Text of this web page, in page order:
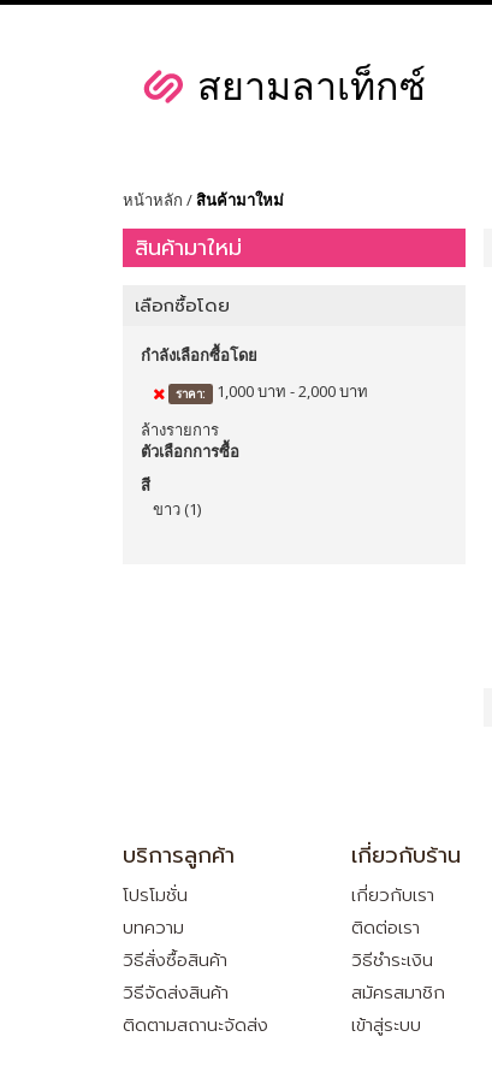
หน้าหลัก /สินค้ามาใหม่
สินค้ามาใหม่
เลือกซื้อโดย
กำลังเลือกซื้อโดย
ราคา:
1,000 บาท - 2,000 บาท
ล้างรายการ
ตัวเลือกการซื้อ
สี
ขาว (1)
บริการลูกค้า
โปรโมชั่น
บทความ
วิธีสั่งซื้อสินค้า
วิธีจัดส่งสินค้า
ติดตามสถานะจัดส่ง
เกี่ยวกับร้าน
เกี่ยวกับเรา
ติดต่อเรา
วิธีชำระเงิน
สมัครสมาชิก
เข้าสู่ระบบ